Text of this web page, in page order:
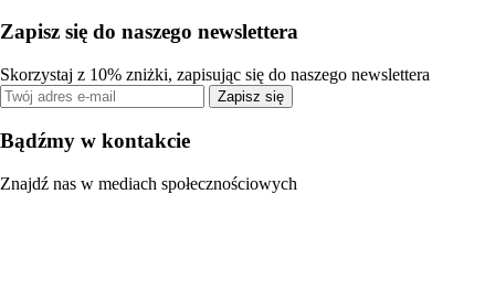
Zapisz się do naszego newslettera
Skorzystaj z 10% zniżki, zapisując się do naszego newslettera
Zapisz się
Bądźmy w kontakcie
Znajdź nas w mediach społecznościowych